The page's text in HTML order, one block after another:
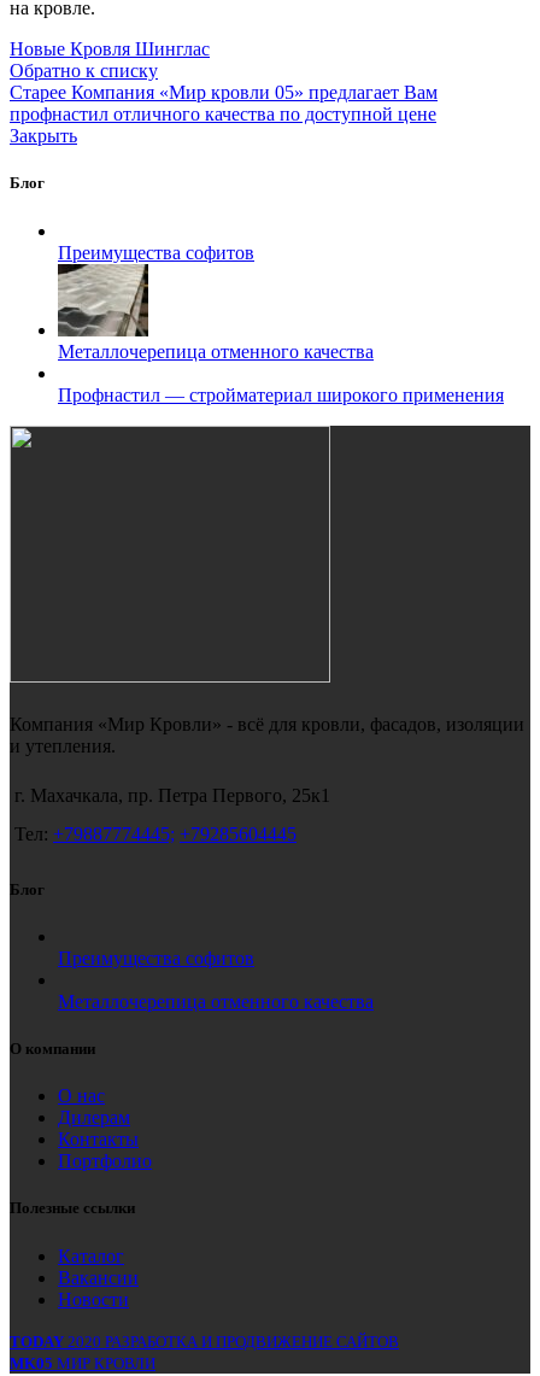
на кровле.
Новые Кровля Шинглас
Обратно к списку
Старее Компания «Мир кровли 05» предлагает Вам
профнастил отличного качества по доступной цене
Закрыть
Блог
Преимущества софитов
Металлочерепица отменного качества
Профнастил — стройматериал широкого применения
Компания «Мир Кровли» - всё для кровли, фасадов, изоляции
и утепления.
г. Махачкала, пр. Петра Первого, 25к1
Тел: +79887774445; +79285604445
Блог
Преимущества софитов
Металлочерепица отменного качества
О компании
О нас
Дилерам
Контакты
Портфолио
Полезные ссылки
Каталог
Вакансии
Новости
TODAY 2020 РАЗРАБОТКА И ПРОДВИЖЕНИЕ САЙТОВ
MK05 МИР КРОВЛИ